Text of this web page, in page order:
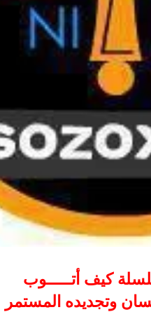
كيف أتـــــوب
وتجديده المستمر